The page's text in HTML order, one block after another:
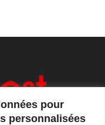
pour
personnalisées